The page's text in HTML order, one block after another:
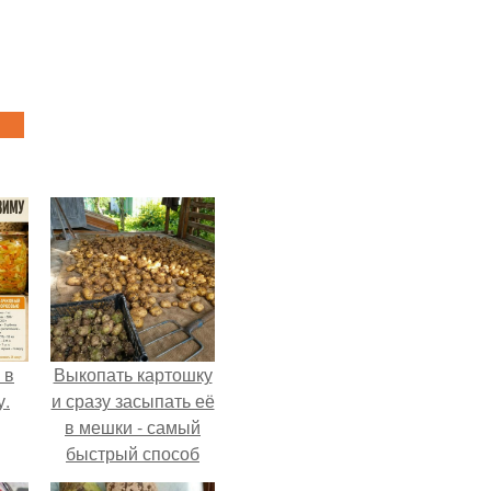
Выкопать картошку
и сразу засыпать её
в мешки - самый
быстрый способ
спрятать вместе с